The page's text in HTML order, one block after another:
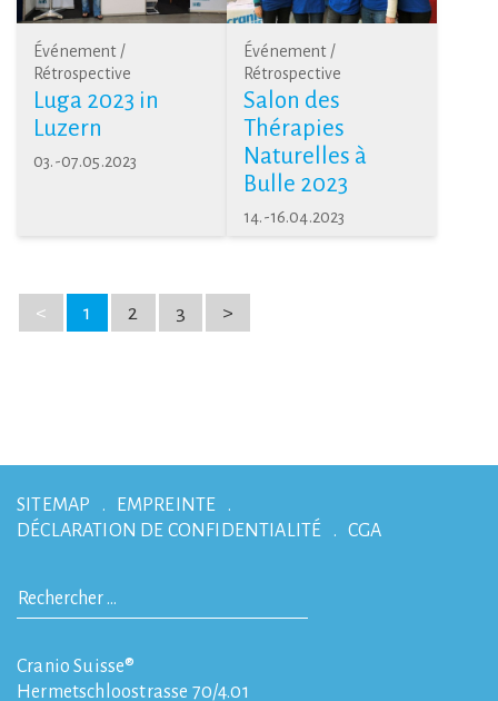
Événement /
Rétrospective
Luga 2023 in
Luzern
03.-07.05.2023
Événement /
Rétrospective
Salon des
Thérapies
Naturelles à
Bulle 2023
14.-16.04.2023
< 1 2 3 >
SITEMAP
EMPREINTE
DÉCLARATION DE CONFIDENTIALITÉ
CGA
Cranio Suisse®
Hermetschloostrasse 70/4.01